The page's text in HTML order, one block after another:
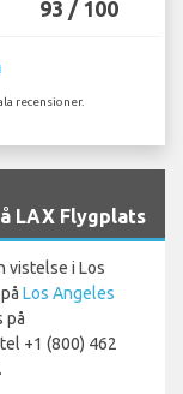
93 / 100
recensioner.
LAX Flygplats
vistelse i Los
Los Angeles
på
+1 (800) 462